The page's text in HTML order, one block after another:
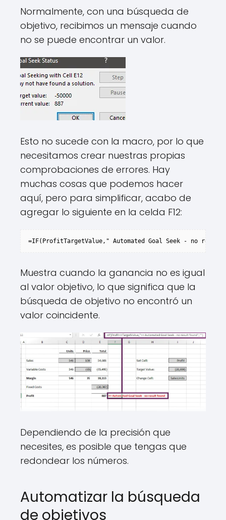
Normalmente, con una búsqueda de
objetivo, recibimos un mensaje cuando
no se puede encontrar un valor.
Esto no sucede con la macro, por lo que
necesitamos crear nuestras propias
comprobaciones de errores. Hay
muchas cosas que podemos hacer
aquí, pero para simplificar, acabo de
agregar lo siguiente en la celda F12:
=IF(ProfitTargetValue," Automated Goal Seek - no
Muestra cuando la ganancia no es igual
al valor objetivo, lo que significa que la
búsqueda de objetivo no encontró un
valor coincidente.
Dependiendo de la precisión que
necesites, es posible que tengas que
redondear los números.
Automatizar la búsqueda
de objetivos